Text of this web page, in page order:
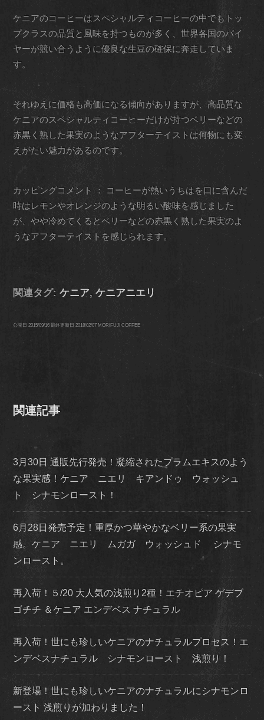
ケニアのコーヒーはスペシャルティコーヒーの中でもトッ
プクラスの品質と風味を持つものが多く、世界各国のバイ
ヤーが競い合うように優良な生豆の確保に奔走していま
す。
それゆえに価格も高価になる傾向がありますが、高品質な
ケニアのスペシャルティコーヒーだけが持つベリーなどの
赤黒く熟した果実のようなアフターテイストは何物にも変
えがたい魅力があるのです。
カッピングコメント ： コーヒーが熱いうちはを口に含んだ
時はレモンやオレンジのような明るい酸味を感じました
が、やや冷めてくるとベリーなどの赤黒く熟した果実のよ
うなアフターテイストを感じられます。
関連タグ:ケニア,ケニアニエリ
公開日2015/09/16 最終更新日2018/02/07 MORIFUJI COFFEE
関連記事
3月30日 通販先行発売！凝縮されたプラムエキスのよう
な果実感！ケニア ニエリ キアンドゥ ウォッシュ
ト シナモンロースト！
6月28日発売予定！重厚かつ華やかなベリー系の果実
感。ケニア ニエリ ムガガ ウォッシュド シナモ
ンロースト。
再入荷！５/20 大人気の浅煎り2種！エチオピア ゲデブ
ゴチチ ＆ケニア エンデベス ナチュラル
再入荷！世にも珍しいケニアのナチュラルプロセス！エ
ンデベスナチュラル シナモンロースト 浅煎り！
新登場！世にも珍しいケニアのナチュラルにシナモンロ
ースト 浅煎りが加わりました！